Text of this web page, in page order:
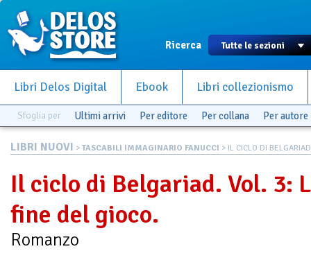
Ricerca
Libri Delos Digital Ebook Libri collezionismo
Sfoglia per Ultimi arrivi Per editore Per collana Per autore
LIBRI NUOVI > TASCABILI IMMAGINARIO FANUCCI > IL CICLO DI
Il ciclo di Belgariad. Vol. 3:
fine del gioco.
Romanzo